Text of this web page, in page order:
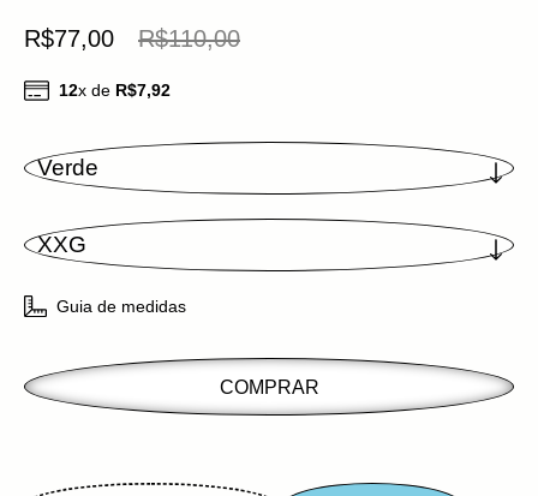
R$77,00 R$110,00
12x de R$7,92
Guia de medidas